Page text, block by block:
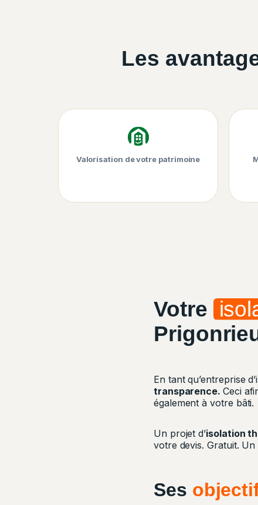
Les
Valorisation de votre patrimoine
Votre
En tant qu’entreprise
transparence. Ceci
également à votre bâti.
Un projet d’isolation
votre devis. Gratuit. Un
Ses